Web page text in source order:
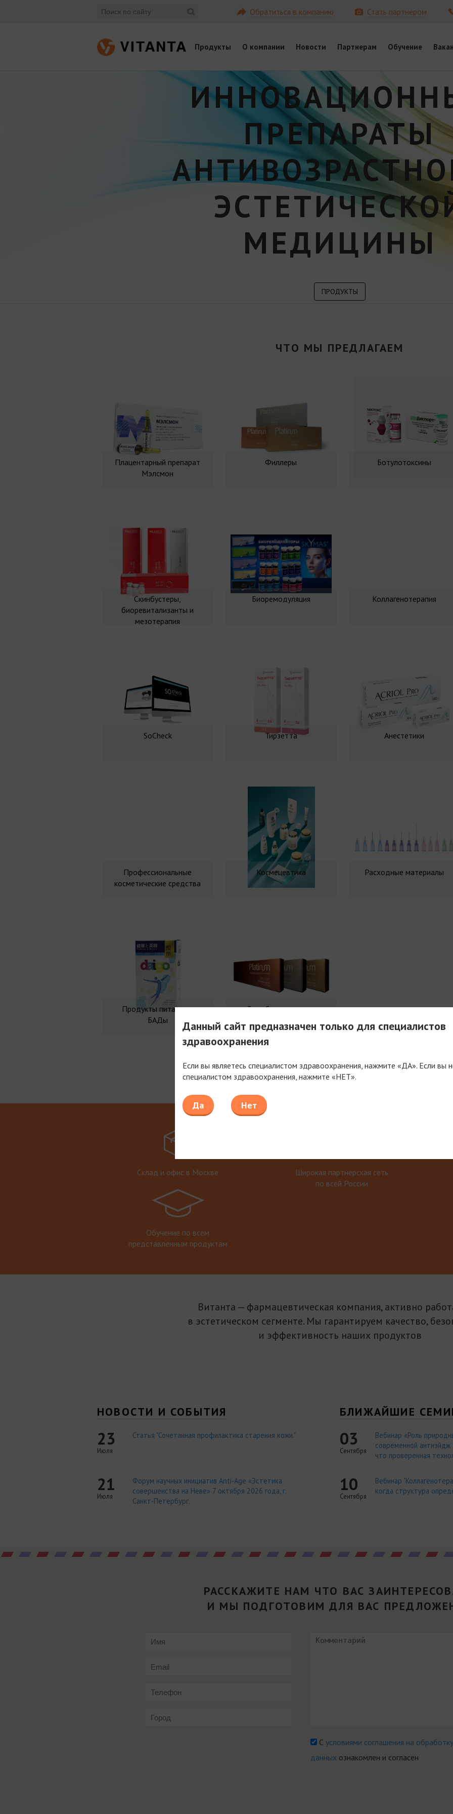
Обратиться в компанию Стать партнером
Продукты О компании Новости Партнерам Обучение
ПРЕПАРАТЫ
МЕДИЦИНЫ
ПРОДУКТЫ
ЧТО МЫ ПРЕДЛАГАЕМ
Плацентарный препарат
Мэлсмон
Филлеры Ботулотоксины
Скинбустеры,
биоревитализанты и
мезотерапия
Биоремодуляция Коллагенотерапия
SoCheck Тирзетта Анестетики
Профессиональные
косметические средства
Космецевтика Расходные материалы
Продукты питания и
БАДы
3 мл Совершенства
Мы работаем только с компаниями, имеющими
Склад и офис в Москве
Широкая партнерская сеть
по всей России
Обучение по всем
представленным продуктам
Витанта — фармацевтическая компания, активно
в эстетическом сегменте. Мы гарантируем качество,
и эффективность наших продуктов
НОВОСТИ И СОБЫТИЯ
23
Июля
Статья "Сочетанная профилактика старения кожи."
21
Июля
Форум научных инициатив Anti-Age «Эстетика
совершенства на Неве» 7 октября 2026 года, г.
Санкт-Петербург.
БЛИЖАЙШИЕ
03
Сентября
Вебинар «Роль
современной
что проверенная
10
Сентября
Вебинар
когда структура
РАССКАЖИТЕ НАМ ЧТО ВАС
И МЫ ПОДГОТОВИМ ДЛЯ ВАС
Сусловиями соглашения на
данных ознакомлен и согласен
Данный сайт предназначен только для специалистов
здравоохранения
Если вы являетесь специалистом здравоохранения, нажмите «ДА». Если вы
специалистом здравоохранения, нажмите «НЕТ».
Да Нет